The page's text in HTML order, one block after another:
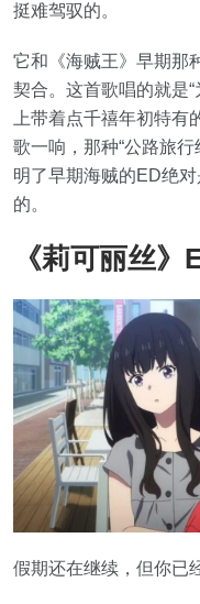
挺难驾驭的。
它和《海贼王》早期那
契合。这首歌唱的就是
上带着点千禧年初特有
歌一响，那种“公路旅
明了早期海贼的ED绝
的。
《莉可丽丝
假期还在继续，但你已